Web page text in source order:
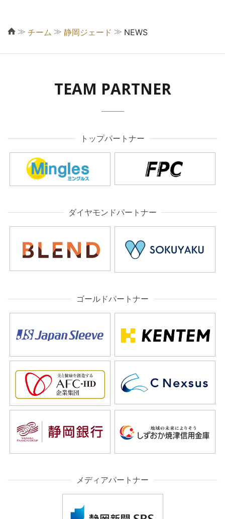
≫ チーム ≫ 静岡ジェード ≫ NEWS
TEAM PARTNER
トップパートナー
ダイヤモンドパートナー
ゴールドパートナー
メディアパートナー